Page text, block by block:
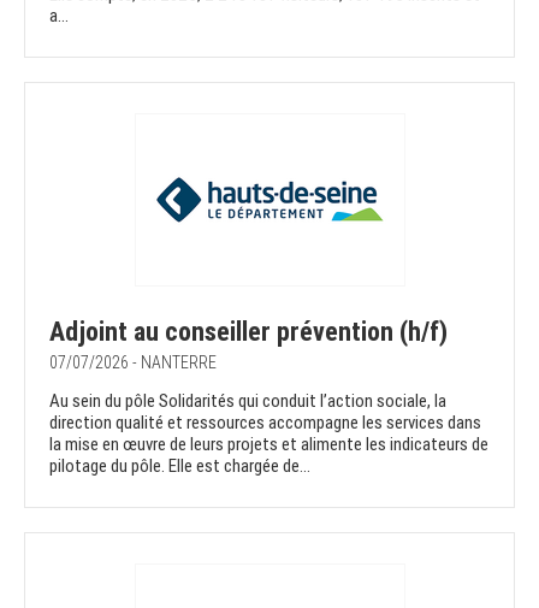
a...
Adjoint au conseiller prévention (h/f)
07/07/2026 - NANTERRE
Au sein du pôle Solidarités qui conduit l’action sociale, la
direction qualité et ressources accompagne les services dans
la mise en œuvre de leurs projets et alimente les indicateurs de
pilotage du pôle. Elle est chargée de...